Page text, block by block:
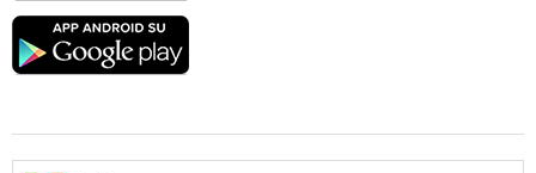
Google